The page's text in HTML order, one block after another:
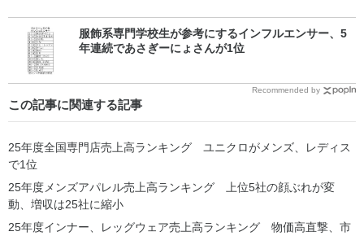
服飾系専門学校生が参考にするインフルエンサー、5
年連続であさぎーにょさんが1位
Recommended by
この記事に関連する記事
25年度全国専門店売上高ランキング ユニクロがメンズ、レディス
で1位
25年度メンズアパレル売上高ランキング 上位5社の顔ぶれが変
動、増収は25社に縮小
25年度インナー、レッグウェア売上高ランキング 物価高直撃、市